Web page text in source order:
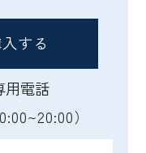
する
用電話
）